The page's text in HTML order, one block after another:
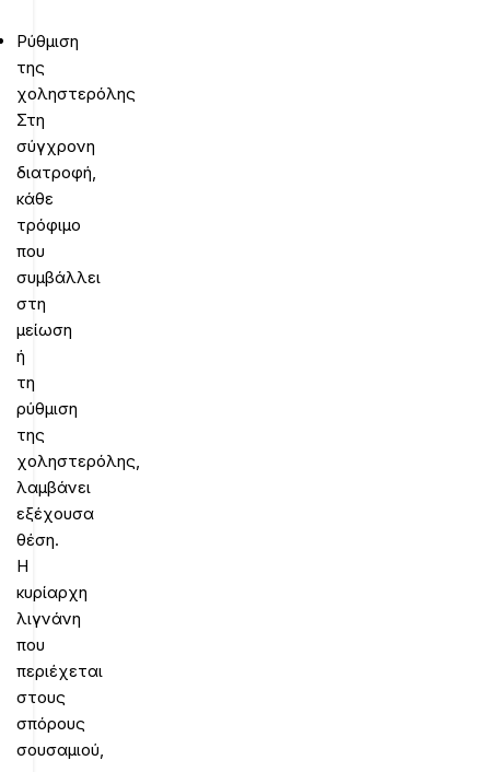
Ρύθμιση
της
χοληστερόλης
Στη
σύγχρονη
διατροφή,
κάθε
τρόφιμο
που
συμβάλλει
στη
μείωση
ή
τη
ρύθμιση
της
χοληστερόλης,
λαμβάνει
εξέχουσα
θέση.
Η
κυρίαρχη
λιγνάνη
που
περιέχεται
στους
σπόρους
σουσαμιού,